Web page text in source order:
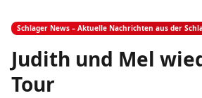
Schlager News – Aktuelle Nachrichten aus der
Judith und Mel
Tour